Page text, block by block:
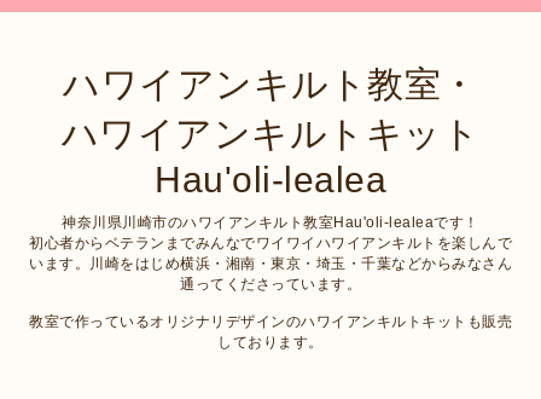
ハワイアンキルト教室・
ハワイアンキルトキット
Hau'oli-lealea
神奈川県川崎市のハワイアンキルト教室Hau'oli-lealeaです！
初心者からベテランまでみんなでワイワイハワイアンキルトを楽しんで
います。川崎をはじめ横浜・湘南・東京・埼玉・千葉などからみなさん
通ってくださっています。
教室で作っているオリジナリデザインのハワイアンキルトキットも販売
しております。